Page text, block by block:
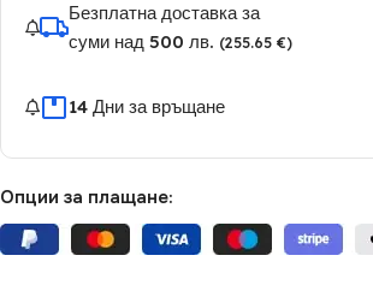
Безплатна доставка за
суми над 500 лв. (255.65 €)
14 Дни за връщане
Опции за плащане: